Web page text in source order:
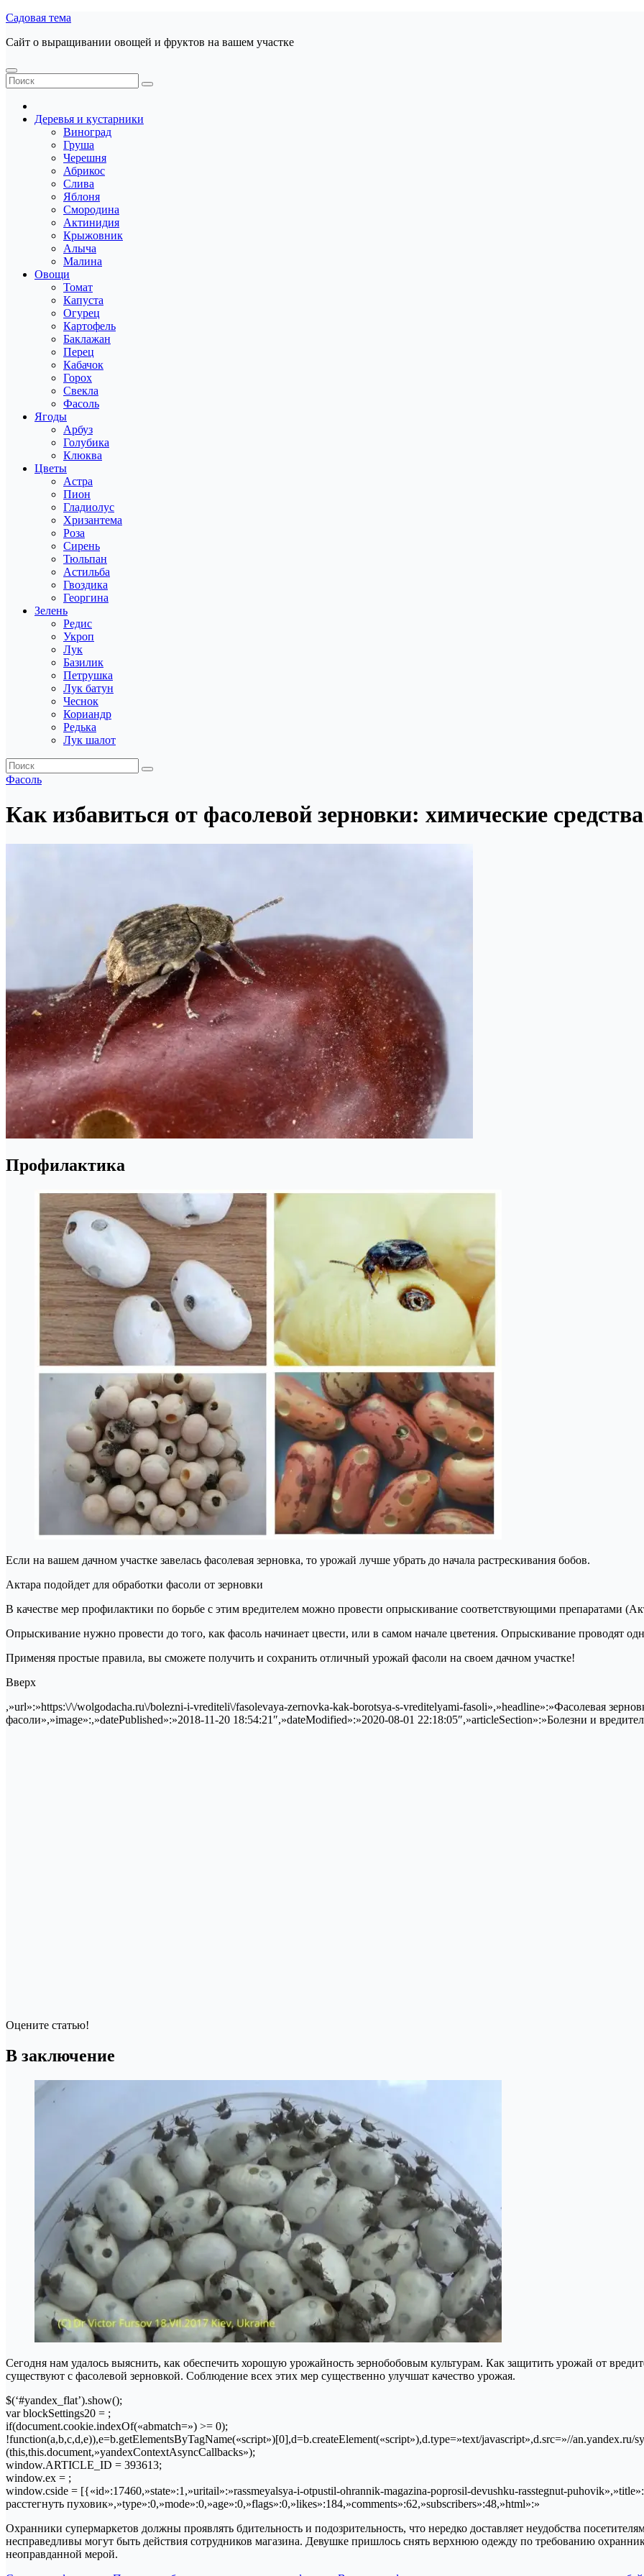
Перейти
содержанию
Садовая тема
Сайт о выращивании овощей и фруктов на вашем участке
Деревья и кустарники
Виноград
Груша
Черешня
Абрикос
Слива
Яблоня
Смородина
Актинидия
Крыжовник
Алыча
Малина
Овощи
Томат
Капуста
Огурец
Картофель
Баклажан
Перец
Кабачок
Горох
Свекла
Фасоль
Ягоды
Арбуз
Голубика
Клюква
Цветы
Астра
Пион
Гладиолус
Хризантема
Роза
Сирень
Тюльпан
Астильба
Гвоздика
Георгина
Зелень
Редис
Укроп
Лук
Базилик
Петрушка
Лук батун
Чеснок
Кориандр
Редька
Лук шалот
Фасоль
Как избавиться от фасолевой зерновки: химические
Профилактика
Если на вашем дачном участке завелась фасолевая зерновка, то урожай лучше убрать до начала растрескивания бобов.
Актара подойдет для обработки фасоли от зерновки
В качестве мер профилактики по борьбе с этим вредителем можно провести опрыскивание соответствующими препаратами
Опрыскивание нужно провести до того, как фасоль начинает цвести, или в самом начале цветения. Опрыскивание проводят
Применяя простые правила, вы сможете получить и сохранить отличный урожай фасоли на своем дачном участке!
Вверх
,»url»:»https:\/\/wolgodacha.ru\/bolezni-i-vrediteli\/fasolevaya-zernovka-kak-borotsya-s-vreditelyami-fasoli»,»headline»:»Фасолевая
фасоли»,»image»:,»datePublished»:»2018-11-20 18:54:21″,»dateModified»:»2020-08-01 22:18:05″,»articleSection»:»Болезни и
Оцените статью!
В заключение
Сегодня нам удалось выяснить, как обеспечить хорошую урожайность зернобобовым культурам. Как защитить урожай от
существуют с фасолевой зерновкой. Соблюдение всех этих мер существенно улучшат качество урожая.
$(‘#yandex_flat’).show();
var blockSettings20 = ;
if(document.cookie.indexOf(«abmatch=») >= 0);
!function(a,b,c,d,e)),e=b.getElementsByTagName(«script»)[0],d=b.createElement(«script»),d.type=»text/javascript»,d.src=»//an.yandex.ru/
(this,this.document,»yandexContextAsyncCallbacks»);
window.ARTICLE_ID = 393613;
window.ex = ;
window.cside = [{«id»:17460,»state»:1,»uritail»:»rassmeyalsya-i-otpustil-ohrannik-magazina-poprosil-devushku-rasstegnut-
расстегнуть пуховик»,»type»:0,»mode»:0,»age»:0,»flags»:0,»likes»:184,»comments»:62,»subscribers»:48,»html»:»
Охранники супермаркетов должны проявлять бдительность и подозрительность, что нередко доставляет неудобства
несправедливы могут быть действия сотрудников магазина. Девушке пришлось снять верхнюю одежду по требованию
неоправданной мерой.